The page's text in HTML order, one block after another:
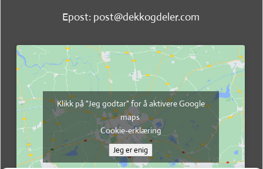
Epost: post@dekkogdeler.com
Klikk på "Jeg godtar" for å aktivere Google
maps
Cookie-erklæring
Jeg er enig